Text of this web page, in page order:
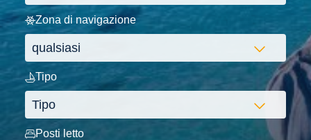
Zona di navigazione
Tipo
Posti letto